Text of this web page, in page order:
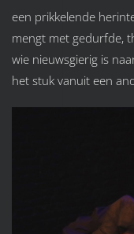
een prikkelende
mengt met gedurfde,
wie nieuwsgierig is
het stuk vanuit een